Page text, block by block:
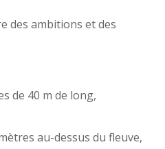
des ambitions et des
de 40 m de long,
au-dessus du fleuve,